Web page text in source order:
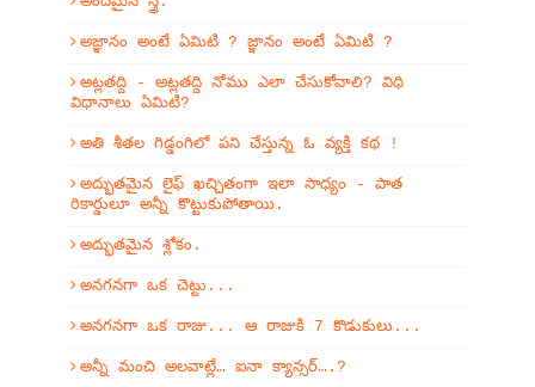
అజ్ఞానం అంటే ఏమిటి ? జ్ఞానం అంటే ఏమిటి ?
అట్లతద్ది - అట్లతద్ది నోము ఎలా చేసుకోవాలి? విధి
విధానాలు ఏమిటి?
అతి శీతల గిడ్డంగిలో పని చేస్తున్న ఓ వ్యక్తి కథ !
అద్భుతమైన లైఫ్ ఖచ్చితంగా ఇలా సాధ్యం - పాత
రికార్డులూ అన్నీ కొట్టుకుపోతాయి.
అద్భుతమైన శ్లోకం.
అనగనగా ఒక చెట్టు...
అనగనగా ఒక రాజు... ఆ రాజుకి 7 కొడుకులు...
అన్నీ మంచి అలవాట్లే… ఐనా క్యాన్సర్….?